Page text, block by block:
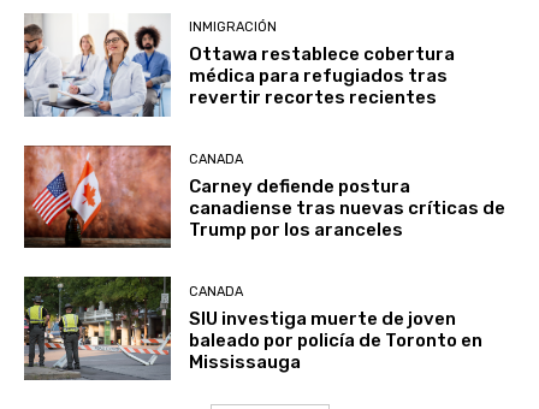
INMIGRACIÓN
Ottawa restablece cobertura
médica para refugiados tras
revertir recortes recientes
CANADA
Carney defiende postura
canadiense tras nuevas críticas de
Trump por los aranceles
CANADA
SIU investiga muerte de joven
baleado por policía de Toronto en
Mississauga